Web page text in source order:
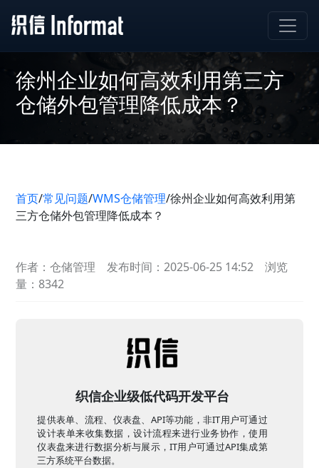
徐州企业如何高效利用第三方
仓储外包管理降低成本？
首页/常见问题/WMS仓储管理/徐州企业如何高效利用第
三方仓储外包管理降低成本？
作者：仓储管理 发布时间：2025-06-25 14:52
浏览
量：8342
织信企业级低代码开发平台
提供表单、流程、仪表盘、API等功能，非IT用户可通过
设计表单来收集数据，设计流程来进行业务协作，使用
仪表盘来进行数据分析与展示，IT用户可通过API集成第
三方系统平台数据。